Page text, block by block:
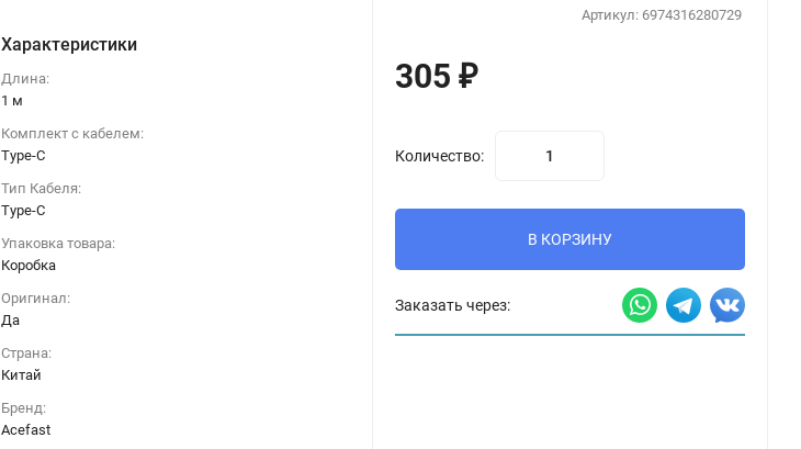
Характеристики
Длина:
1 м
Комплект с кабелем:
Type-C
Тип Кабеля:
Type-C
Упаковка товара:
Коробка
Оригинал:
Да
Страна:
Китай
Бренд:
Acefast
Артикул: 6974316280729
305₽
Количество:
В КОРЗИНУ
Заказать через: